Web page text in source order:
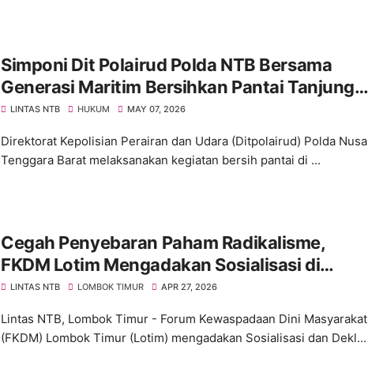
Simponi Dit Polairud Polda NTB Bersama
Generasi Maritim Bersihkan Pantai Tanjung
Luar
LINTAS NTB HUKUM MAY 07, 2026
Direktorat Kepolisian Perairan dan Udara (Ditpolairud) Polda Nusa
Tenggara Barat melaksanakan kegiatan bersih pantai di ...
Cegah Penyebaran Paham Radikalisme,
FKDM Lotim Mengadakan Sosialisasi di
Pondok Pesantren
LINTAS NTB LOMBOK TIMUR APR 27, 2026
Lintas NTB, Lombok Timur - Forum Kewaspadaan Dini Masyarakat
(FKDM) Lombok Timur (Lotim) mengadakan Sosialisasi dan Dekl...